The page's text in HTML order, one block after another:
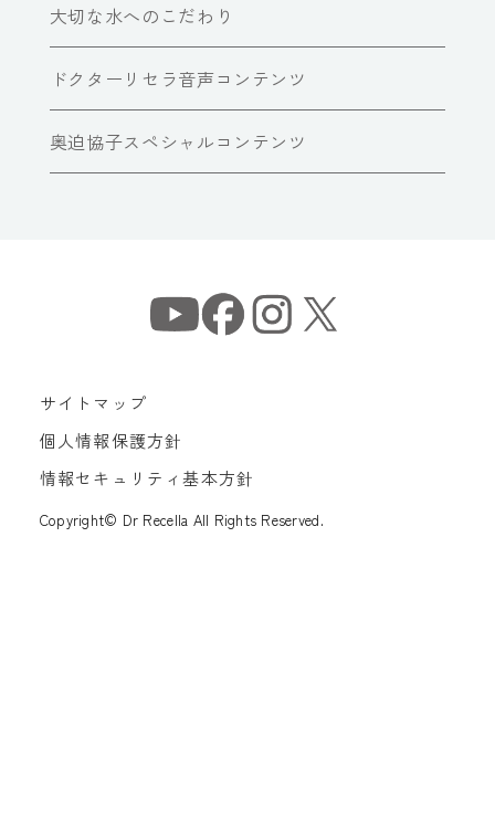
大切な水へのこだわり
ドクターリセラ音声コンテンツ
奥迫協子スペシャルコンテンツ
サイトマップ
個人情報保護方針
情報セキュリティ基本方針
Copyright© Dr Recella All Rights Reserved.